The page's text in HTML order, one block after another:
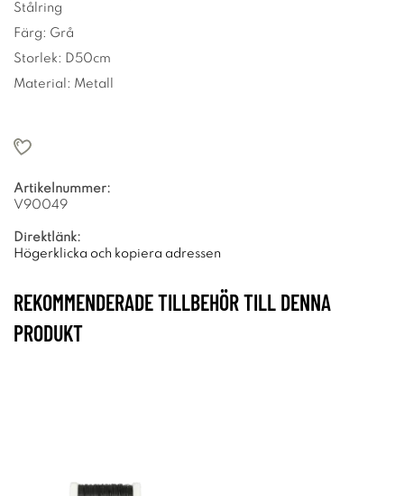
Stålring
Färg: Grå
Storlek: D50cm
Material: Metall
Artikelnummer:
V90049
Direktlänk:
Högerklicka och kopiera adressen
REKOMMENDERADE TILLBEHÖR TILL DENNA
PRODUKT